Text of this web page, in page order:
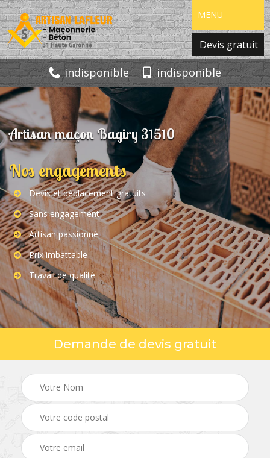
MENU
Devis gratuit
indisponible indisponible
Artisan maçon Bagiry 31510
Nos engagements
Devis et déplacement gratuits
Sans engagement
Artisan passionné
Prix imbattable
Travail de qualité
Demande de devis gratuit